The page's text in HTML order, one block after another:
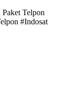
Telpon
#Indosat